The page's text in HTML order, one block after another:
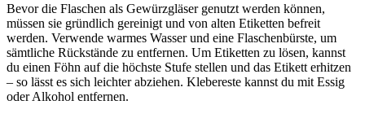
Bevor die Flaschen als Gewürzgläser genutzt werden können,
müssen sie gründlich gereinigt und von alten Etiketten befreit
werden. Verwende warmes Wasser und eine Flaschenbürste, um
sämtliche Rückstände zu entfernen. Um Etiketten zu lösen, kannst
du einen Föhn auf die höchste Stufe stellen und das Etikett erhitzen
– so lässt es sich leichter abziehen. Klebereste kannst du mit Essig
oder Alkohol entfernen.